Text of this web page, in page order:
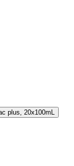
plus, 20x100mL